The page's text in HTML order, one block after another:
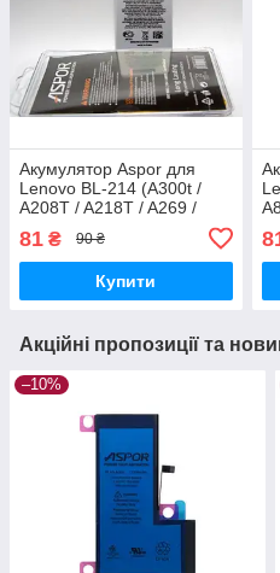
Акумулятор Aspor для
Lenovo BL-214 (A300t /
A208T / A218T / A269 /
81 ₴ 90 ₴
Купити
Акційні пропозиції та
–10%